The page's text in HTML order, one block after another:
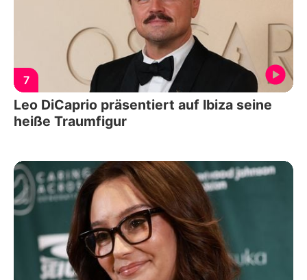
7
Leo DiCaprio präsentiert auf Ibiza seine
heiße Traumfigur